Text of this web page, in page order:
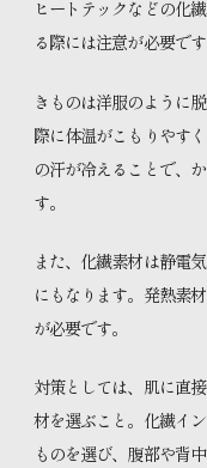
ヒートテックなどの化
る際には注意が必要です
きものは洋服のように
際に体温がこもりやす
の汗が冷えることで、
す。
また、化繊素材は静電
にもなります。発熱素
が必要です。
対策としては、肌に直
材を選ぶこと。化繊イ
ものを選び、腹部や背